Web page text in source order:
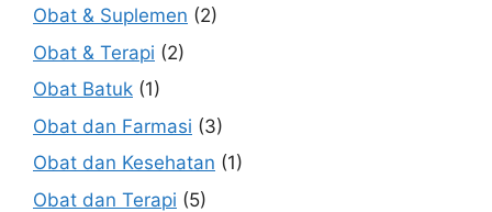
Obat & Suplemen (2)
Obat & Terapi (2)
Obat Batuk (1)
Obat dan Farmasi (3)
Obat dan Kesehatan (1)
Obat dan Terapi (5)